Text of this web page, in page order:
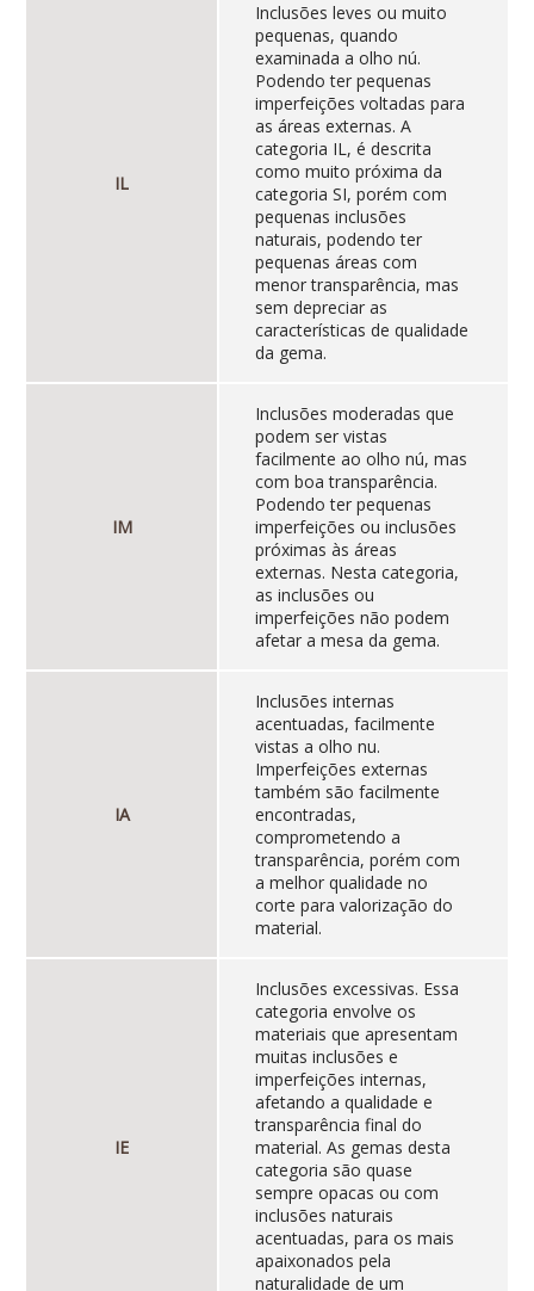
IL
Inclusões leves ou muito
pequenas, quando
examinada a olho nú.
Podendo ter pequenas
imperfeições voltadas para
as áreas externas. A
categoria IL, é descrita
como muito próxima da
categoria SI, porém com
pequenas inclusões
naturais, podendo ter
pequenas áreas com
menor transparência, mas
sem depreciar as
características de qualidade
da gema.
IM
Inclusões moderadas que
podem ser vistas
facilmente ao olho nú, mas
com boa transparência.
Podendo ter pequenas
imperfeições ou inclusões
próximas às áreas
externas. Nesta categoria,
as inclusões ou
imperfeições não podem
afetar a mesa da gema.
IA
Inclusões internas
acentuadas, facilmente
vistas a olho nu.
Imperfeições externas
também são facilmente
encontradas,
comprometendo a
transparência, porém com
a melhor qualidade no
corte para valorização do
material.
IE
Inclusões excessivas. Essa
categoria envolve os
materiais que apresentam
muitas inclusões e
imperfeições internas,
afetando a qualidade e
transparência final do
material. As gemas desta
categoria são quase
sempre opacas ou com
inclusões naturais
acentuadas, para os mais
apaixonados pela
naturalidade de um